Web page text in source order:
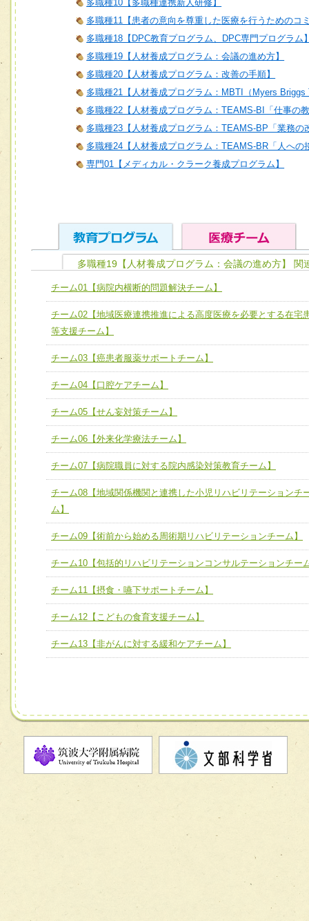
多職種10【多職種連携新人研修】
多職種11【患者の意向を尊重した医療を行うためのコ
多職種18【DPC教育プログラム、DPC専門プログラム
多職種19【人材養成プログラム：会議の進め方】
多職種20【人材養成プログラム：改善の手順】
多職種21【人材養成プログラム：MBTI（Myers
多職種22【人材養成プログラム：TEAMS-BI「仕事の
多職種23【人材養成プログラム：TEAMS-BP「業務の
多職種24【人材養成プログラム：TEAMS-BR「人への
専門01【メディカル・クラーク養成プログラム】
ユニット１ 医療人としての基礎能力
全人的医療を実践する医療人として、必要な基礎能力を身
ける
必要に応じて柔軟に医療チームを組織し、強調できる
ユニット３ 多職種連携力
他職種の視点とスキルを学び、相互理解と連携を深める
チーム01【病院内横断的問題解決チーム】
チーム02【地域医療連携推進による高度医療を必要とする
宅患者等支援チーム】
チーム05【せん妄対策チーム】
チーム06【外来化学療法チーム】
チーム07【病院職員に対する院内感染対策教育チーム】
チーム08【地域関係機関と連携した小児リハビリテーショ
チーム09【術前から始める周術期リハビリテーションチー
ム】
チーム10【包括的リハビリテーションコンサルテーション
ーム】
チーム11【摂食・嚥下サポートチーム】
チーム12【こどもの食育支援チーム】
多職種19【人材養成プログラム：会議の進め方】 関
チーム01【病院内横断的問題解決チーム】
チーム02【地域医療連携推進による高度医療を必要とする在宅
等支援チーム】
チーム03【癌患者服薬サポートチーム】
チーム04【口腔ケアチーム】
チーム05【せん妄対策チーム】
チーム06【外来化学療法チーム】
チーム07【病院職員に対する院内感染対策教育チーム】
チーム08【地域関係機関と連携した小児リハビリテーションチ
ム】
チーム09【術前から始める周術期リハビリテーションチーム】
チーム10【包括的リハビリテーションコンサルテーションチー
チーム11【摂食・嚥下サポートチーム】
チーム12【こどもの食育支援チーム】
チーム13【非がんに対する緩和ケアチーム】